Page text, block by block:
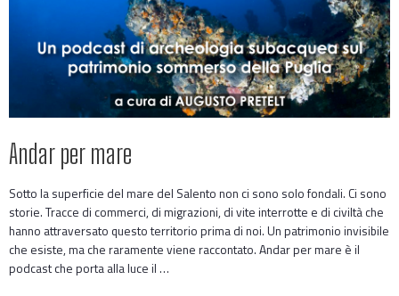
Andar per mare
Sotto la superficie del mare del Salento non ci sono solo fondali. Ci sono
storie. Tracce di commerci, di migrazioni, di vite interrotte e di civiltà che
hanno attraversato questo territorio prima di noi. Un patrimonio invisibile
che esiste, ma che raramente viene raccontato. Andar per mare è il
podcast che porta alla luce il …